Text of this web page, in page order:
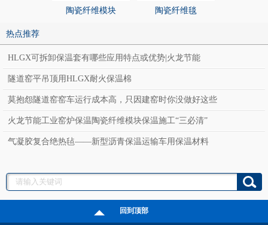
陶瓷纤维模块 陶瓷纤维毯
热点推荐
HLGX可拆卸保温套有哪些应用特点或优势|火龙节能
隧道窑平吊顶用HLGX耐火保温棉
莫抱怨隧道窑窑车运行成本高，只因建窑时你没做好这些
火龙节能工业窑炉保温陶瓷纤维模块保温施工“三必清”
气凝胶复合绝热毡——新型沥青保温运输车用保温材料
回到顶部